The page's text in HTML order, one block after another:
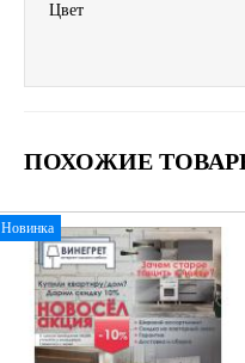
Цвет
ПОХОЖИЕ
Новинка